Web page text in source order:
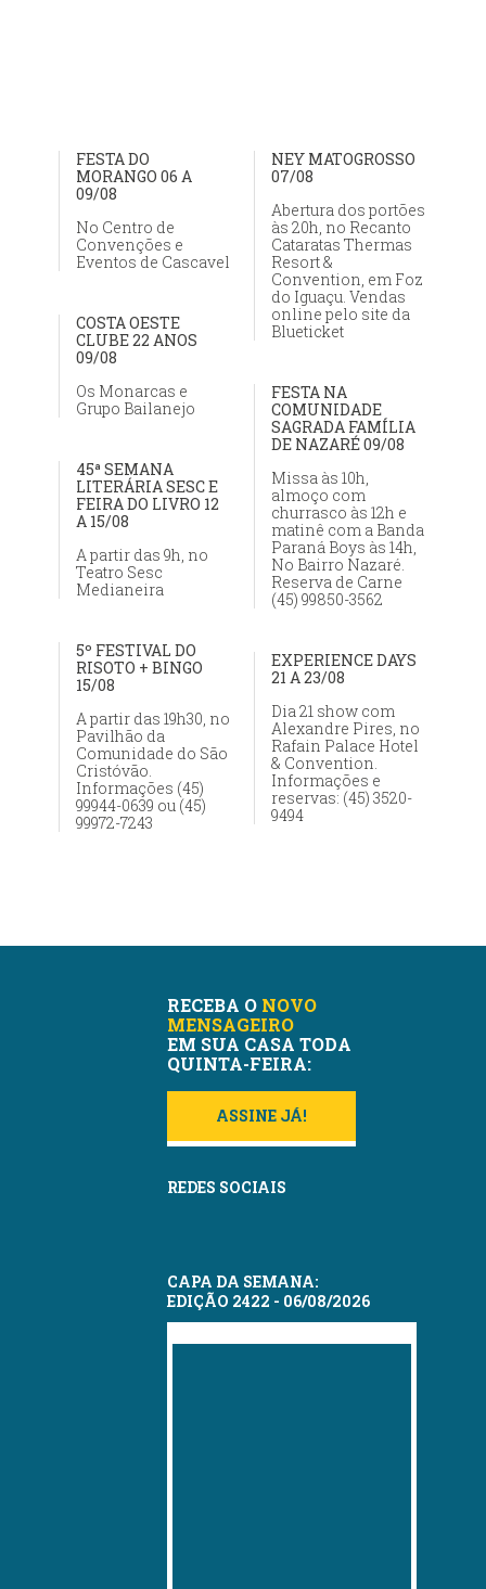
FESTA DO
MORANGO 06 A
09/08
No Centro de
Convenções e
Eventos de Cascavel
NEY MATOGROSSO
07/08
Abertura dos portões
às 20h, no Recanto
Cataratas Thermas
Resort &
Convention, em Foz
do Iguaçu. Vendas
online pelo site da
Blueticket
COSTA OESTE
CLUBE 22 ANOS
09/08
Os Monarcas e
Grupo Bailanejo
FESTA NA
COMUNIDADE
SAGRADA FAMÍLIA
DE NAZARÉ 09/08
Missa às 10h,
almoço com
churrasco às 12h e
matinê com a Banda
Paraná Boys às 14h,
No Bairro Nazaré.
Reserva de Carne
(45) 99850-3562
45ª SEMANA
LITERÁRIA SESC E
FEIRA DO LIVRO 12
A 15/08
A partir das 9h, no
Teatro Sesc
Medianeira
5º FESTIVAL DO
RISOTO + BINGO
15/08
A partir das 19h30, no
Pavilhão da
Comunidade do São
Cristóvão.
Informações (45)
99944-0639 ou (45)
99972-7243
EXPERIENCE DAYS
21 A 23/08
Dia 21 show com
Alexandre Pires, no
Rafain Palace Hotel
& Convention.
Informações e
reservas: (45) 3520-
9494
RECEBA O NOVO
MENSAGEIRO
EM SUA CASA TODA
QUINTA-FEIRA:
ASSINE JÁ!
REDES SOCIAIS
CAPA DA SEMANA:
EDIÇÃO 2422 - 06/08/2026